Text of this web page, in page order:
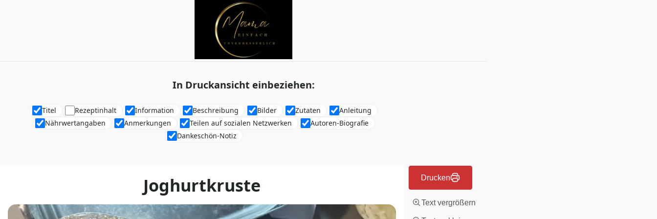
In Druckansicht einbeziehen:
Titel Rezeptinhalt Information Beschreibung Bilder Zutaten
Anleitung
Nährwertangaben
Anmerkungen Teilen auf sozialen Netzwerken
Autoren-Biografie
Dankeschön-Notiz
Drucken
Text vergrößern
Joghurtkruste